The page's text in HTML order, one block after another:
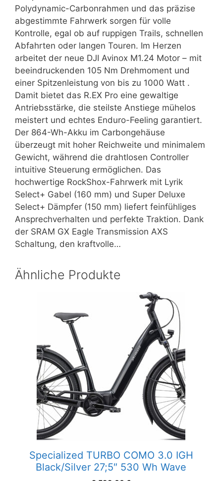
Polydynamic-Carbonrahmen und das präzise
abgestimmte Fahrwerk sorgen für volle
Kontrolle, egal ob auf ruppigen Trails, schnellen
Abfahrten oder langen Touren. Im Herzen
arbeitet der neue DJI Avinox M1.24 Motor – mit
beeindruckenden 105 Nm Drehmoment und
einer Spitzenleistung von bis zu 1000 Watt .
Damit bietet das R.EX Pro eine gewaltige
Antriebsstärke, die steilste Anstiege mühelos
meistert und echtes Enduro-Feeling garantiert.
Der 864-Wh-Akku im Carbongehäuse
überzeugt mit hoher Reichweite und minimalem
Gewicht, während die drahtlosen Controller
intuitive Steuerung ermöglichen. Das
hochwertige RockShox-Fahrwerk mit Lyrik
Select+ Gabel (160 mm) und Super Deluxe
Select+ Dämpfer (150 mm) liefert feinfühliges
Ansprechverhalten und perfekte Traktion. Dank
der SRAM GX Eagle Transmission AXS
Schaltung, den kraftvolle…
Ähnliche Produkte
Specialized TURBO COMO 3.0 IGH
Black/Silver 27;5″ 530 Wh Wave